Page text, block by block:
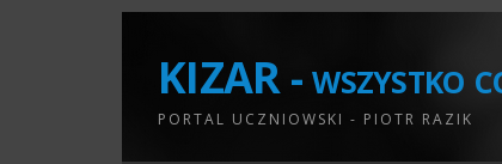
KIZAR - wszystko
PORTAL UCZNIOWSKI - PIOTR RAZIK